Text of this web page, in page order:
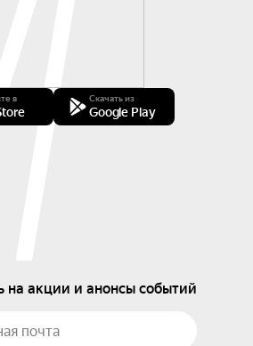
в Скачать из
Google Play
на акции и анонсы событий